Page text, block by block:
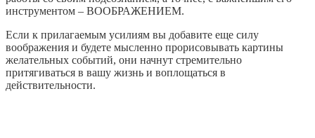
инструментом – ВООБРАЖЕНИЕМ.
Если к прилагаемым усилиям вы добавите еще силу
воображения и будете мысленно прорисовывать картины
желательных событий, они начнут стремительно
притягиваться в вашу жизнь и воплощаться в
действительности.